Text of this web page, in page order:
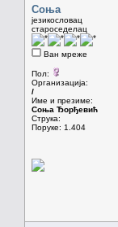
Соња
језикословац
староседелац
Ван мреже
Пол:
Организација:
/
Име и презиме:
Соња Ђорђевић
Струка:
Поруке: 1.404